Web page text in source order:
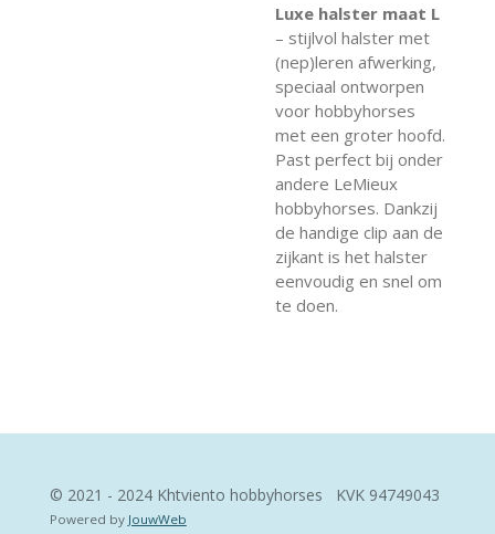
Luxe halster maat L
– stijlvol halster met
(nep)leren afwerking,
speciaal ontworpen
voor hobbyhorses
met een groter hoofd.
Past perfect bij onder
andere LeMieux
hobbyhorses. Dankzij
de handige clip aan de
zijkant is het halster
eenvoudig en snel om
te doen.
© 2021 - 2024 Khtviento hobbyhorses KVK 94749043
Powered by JouwWeb